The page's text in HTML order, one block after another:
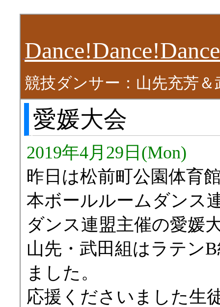
競技ダンサー：山先充芳
愛媛大会
2019年4月29日(Mon)
昨日は松前町公園体育
本ボールルームダンス
ダンス連盟主催の愛媛
山先・武田組はラテン
ました。
応援くださいました生